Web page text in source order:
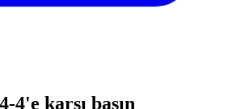
4'e karşı basın